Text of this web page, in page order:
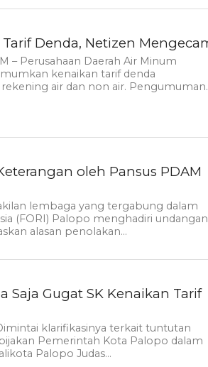
Denda, Netizen
– Perusahaan Daerah Air Minum
kenaikan tarif denda
air dan non air.
oleh Pansus PDAM
lembaga yang tergabung dalam
(FORI) Palopo menghadiri undangan
alasan penolakan...
Saja Gugat SK Kenaikan Tarif
klarifikasinya terkait tuntutan
Pemerintah Kota Palopo dalam
Palopo Judas...